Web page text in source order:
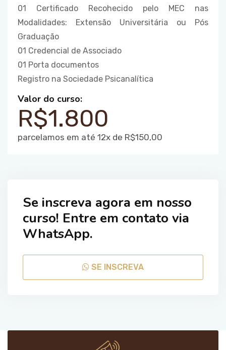
01 Certificado Recohecido pelo MEC nas
Modalidades: Extensão Universitária ou Pós
Graduação
01 Credencial de Associado
01 Porta documentos
Registro na Sociedade Psicanalítica
Valor do curso:
R$1.800
parcelamos em até 12x de R$150,00
Se inscreva agora em nosso
curso! Entre em contato via
WhatsApp.
SE INSCREVA